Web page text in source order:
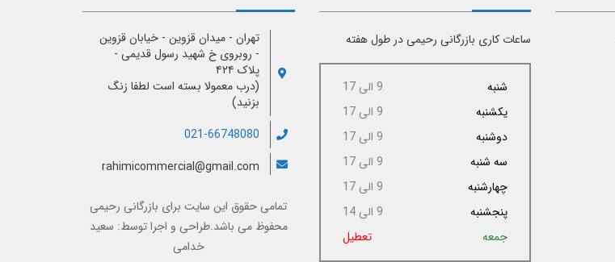
ساعات کاری بازرگانی رحیمی در طول هفته
شنبه
9 الی 17
یکشنبه
9 الی 17
دوشنبه
9 الی 17
سه شنبه
9 الی 17
چهارشنبه
9 الی 17
پنجشنبه
9 الی 14
جمعه
تعطیل
تهران - میدان قزوین - خیابان قزوین
- روبروی خ شهید رسول قدیمی -
پلاک ۴۲۴
(درب معمولا بسته است لطفا زنگ
بزنید)
021-66748080
rahimicommercial@gmail.com
تمامی حقوق این سایت برای بازرگانی رحیمی
محفوظ می باشد.طراحی و اجرا توسط: سعید
خدامی